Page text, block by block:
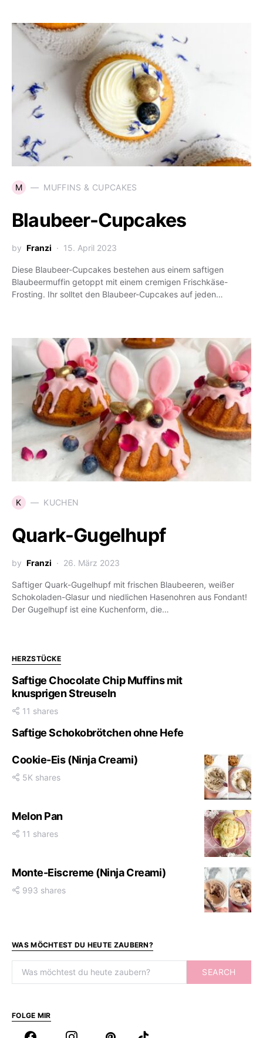
M MUFFINS & CUPCAKES
Blaubeer-Cupcakes
by Franzi 15. April 2023
Diese Blaubeer-Cupcakes bestehen aus einem saftigen
Blaubeermuffin getoppt mit einem cremigen Frischkäse-
Frosting. Ihr solltet den Blaubeer-Cupcakes auf jeden…
K KUCHEN
Quark-Gugelhupf
by Franzi 26. März 2023
Saftiger Quark-Gugelhupf mit frischen Blaubeeren, weißer
Schokoladen-Glasur und niedlichen Hasenohren aus Fondant!
Der Gugelhupf ist eine Kuchenform, die…
HERZSTÜCKE
Saftige Chocolate Chip Muffins mit
knusprigen Streuseln
11 shares
Saftige Schokobrötchen ohne Hefe
Cookie-Eis (Ninja Creami)
5K shares
Melon Pan
11 shares
Monte-Eiscreme (Ninja Creami)
993 shares
WAS MÖCHTEST DU HEUTE ZAUBERN?
SEARCH
FOLGE MIR